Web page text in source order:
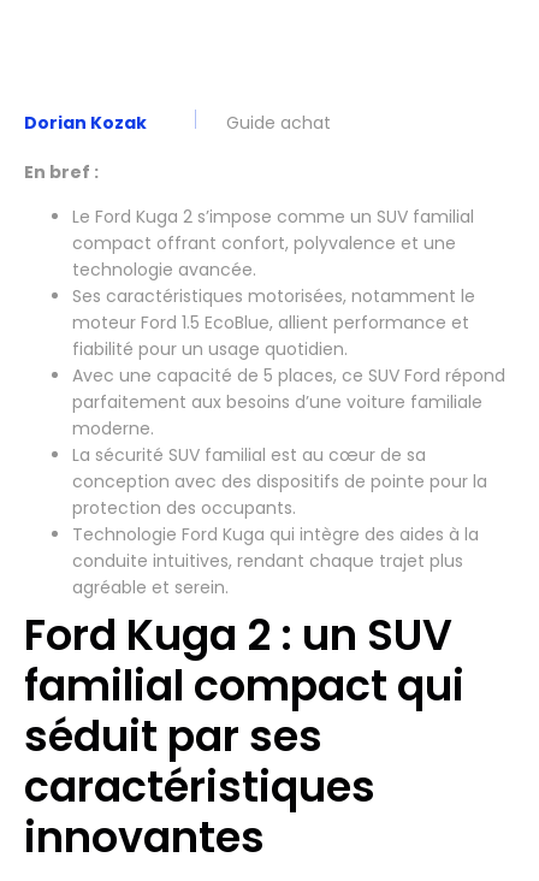
Dorian Kozak Guide achat
En bref :
Le Ford Kuga 2 s’impose comme un SUV familial
compact offrant confort, polyvalence et une
technologie avancée.
Ses caractéristiques motorisées, notamment le
moteur Ford 1.5 EcoBlue, allient performance et
fiabilité pour un usage quotidien.
Avec une capacité de 5 places, ce SUV Ford répond
parfaitement aux besoins d’une voiture familiale
moderne.
La sécurité SUV familial est au cœur de sa
conception avec des dispositifs de pointe pour la
protection des occupants.
Technologie Ford Kuga qui intègre des aides à la
conduite intuitives, rendant chaque trajet plus
agréable et serein.
Ford Kuga 2 : un SUV
familial compact qui
séduit par ses
caractéristiques
innovantes